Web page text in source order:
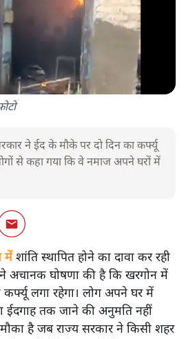
ने ईद के मौके पर दो दिन का कर्फ्यू
से कहा गया कि वे नमाज अपने घरों में
मेंशांति स्थापित होने का दावा कर रही
अचानक घोषणा की है कि खरगोन में
लगा रहेगा। लोग अपने घर में
ईदगाह तक जाने की अनुमति नहीं
है जब राज्य सरकार ने किसी शहर